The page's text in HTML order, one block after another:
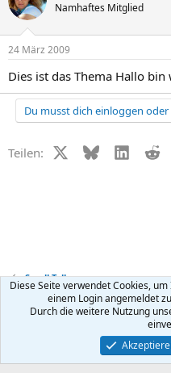
Namhaftes Mitglied
24 März 2009
Dies ist das Thema Hallo bin
Du musst dich einloggen
Teilen: X (Twitter)
Bluesky
Small Talk
Kontakt
Community platform by XenForo ® ©
Diese Seite verwendet Cookies,
einem Login angemeldet
Durch die weitere Nutzung